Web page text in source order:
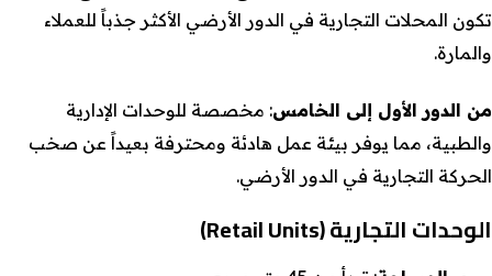
تكون المحلات التجارية في الدور الأرضي الأكثر جذباً للعملاء
والمارة.
من الدور الأول إلى الخامس: مخصصة للوحدات الإدارية
والطبية، مما يوفر بيئة عمل هادئة ومحترفة بعيداً عن صخب
الحركة التجارية في الدور الأرضي.
الوحدات التجارية(Retail Units)